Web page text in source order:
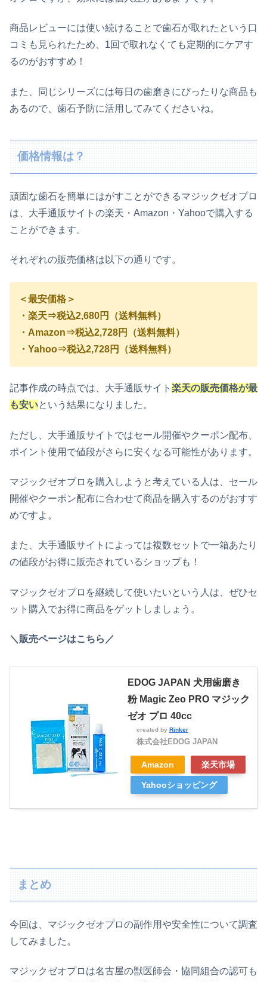
商品レビューには使い続けることで歯石が取れたという口
コミも見られたため、1回で取れなくても定期的にケアす
るのがおすすめ！
また、同じシリーズには毎日の歯磨きにぴったりな商品も
あるので、歯石予防に活用してみてくださいね。
価格情報は？
頑固な歯石を簡単にはがすことができるマジックゼオプロ
は、大手通販サイトの楽天・Amazon・Yahooで購入する
ことができます。
それぞれの販売価格は以下の通りです。
＜最安価格＞
・楽天⇒税込2,680円（送料無料）
・Amazon⇒税込2,728円（送料無料）
・Yahoo⇒税込2,728円（送料無料）
記事作成の時点では、大手通販サイト 楽天の販売価格が最
も安いという結果になりました。
ただし、大手通販サイトではセール開催やクーポン配布、
ポイント使用で値段がさらに安くなる可能性があります。
マジックゼオプロを購入しようと考えている人は、セール
開催やクーポン配布に合わせて商品を購入するのがおすす
めですよ。
また、大手通販サイトによっては複数セットで一箱あたり
の値段がお得に販売されているショップも！
マジックゼオプロを継続して使いたいという人は、ぜひセ
ット購入でお得に商品をゲットしましょう。
＼販売ページはこちら／
EDOG JAPAN 犬用歯磨き
粉 Magic Zeo PRO マジック
ゼオ プロ 40cc
created by Rinker
株式会社EDOG JAPAN
Amazon 楽天市場
Yahooショッピング
まとめ
今回は、マジックゼオプロの副作用や安全性について調査
してみました。
マジックゼオプロは名古屋の獣医師会・協同組合の認可も